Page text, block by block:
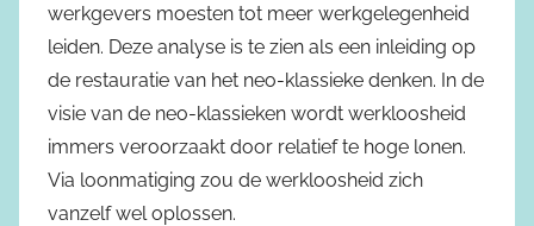
werkgevers moesten tot meer werkgelegenheid
leiden. Deze analyse is te zien als een inleiding op
de restauratie van het neo-klassieke denken. In de
visie van de neo-klassieken wordt werkloosheid
immers veroorzaakt door relatief te hoge lonen.
Via loonmatiging zou de werkloosheid zich
vanzelf wel oplossen.